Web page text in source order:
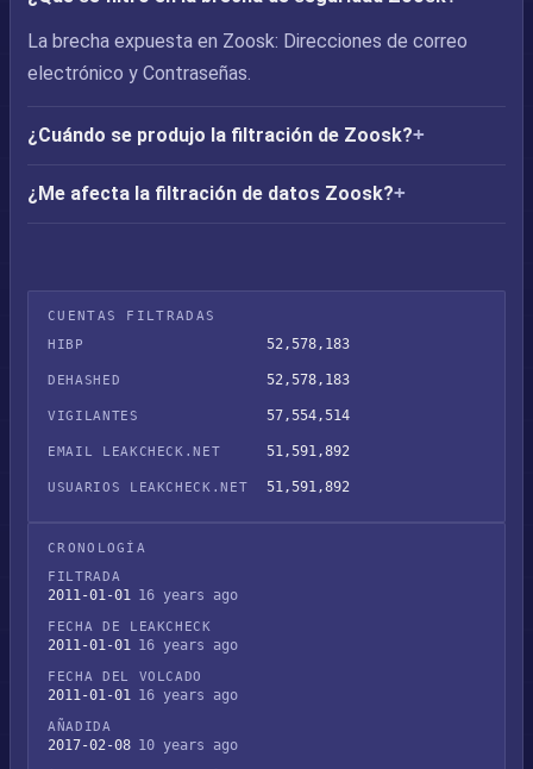
La brecha expuesta en Zoosk: Direcciones de correo
electrónico y Contraseñas.
¿Cuándo se produjo la filtración de Zoosk?
¿Me afecta la filtración de datos Zoosk?
CUENTAS FILTRADAS
HIBP
52,578,183
DEHASHED 52,578,183
VIGILANTES 57,554,514
EMAIL LEAKCHECK.NET 51,591,892
USUARIOS LEAKCHECK.NET 51,591,892
CRONOLOGÍA
FILTRADA
2011-01-01 16 years ago
FECHA DE LEAKCHECK
2011-01-01 16 years ago
FECHA DEL VOLCADO
2011-01-01 16 years ago
AÑADIDA
2017-02-08 10 years ago